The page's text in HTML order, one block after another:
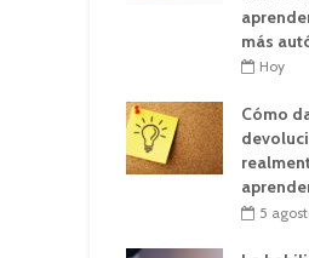
más
Hoy
Cómo
5